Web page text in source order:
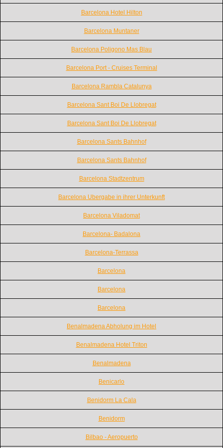
Barcelona Hotel Hilton
Barcelona Muntaner
Barcelona Poligono Mas Blau
Barcelona Port - Cruises Terminal
Barcelona Rambla Catalunya
Barcelona Sant Boi De Llobregat
Barcelona Sant Boi De Llobregat
Barcelona Sants Bahnhof
Barcelona Sants Bahnhof
Barcelona Stadtzentrum
Barcelona Ubergabe in ihrer Unterkunft
Barcelona Viladomat
Barcelona- Badalona
Barcelona-Terrassa
Barcelona
Barcelona
Barcelona
Benalmadena Abholung im Hotel
Benalmadena Hotel Triton
Benalmadena
Benicarlo
Benidorm La Cala
Benidorm
Bilbao - Aeropuerto